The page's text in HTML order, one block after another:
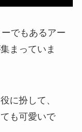
でもあるアー
まっていま
に扮して、
も可愛いで